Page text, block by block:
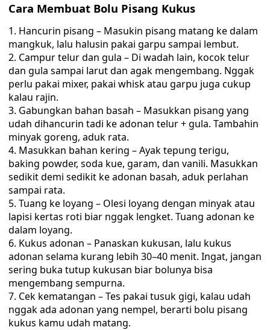
Cara Membuat Bolu Pisang Kukus
Hancurin pisang – Masukin pisang matang ke dalam
mangkuk, lalu halusin pakai garpu sampai lembut.
Campur telur dan gula – Di wadah lain, kocok telur
dan gula sampai larut dan agak mengembang. Nggak
perlu pakai mixer, pakai whisk atau garpu juga cukup
kalau rajin.
Gabungkan bahan basah – Masukkan pisang yang
udah dihancurin tadi ke adonan telur + gula. Tambahin
minyak goreng, aduk rata.
Masukkan bahan kering – Ayak tepung terigu,
baking powder, soda kue, garam, dan vanili. Masukkan
sedikit demi sedikit ke adonan basah, aduk perlahan
sampai rata.
Tuang ke loyang – Olesi loyang dengan minyak atau
lapisi kertas roti biar nggak lengket. Tuang adonan ke
dalam loyang.
Kukus adonan – Panaskan kukusan, lalu kukus
adonan selama kurang lebih 30–40 menit. Ingat, jangan
sering buka tutup kukusan biar bolunya bisa
mengembang sempurna.
Cek kematangan – Tes pakai tusuk gigi, kalau udah
nggak ada adonan yang nempel, berarti bolu pisang
kukus kamu udah matang.